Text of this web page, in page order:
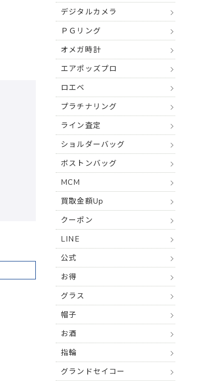
デジタルカメラ
ＰＧリング
オメガ時計
エアポッズプロ
ロエベ
プラチナリング
ライン査定
ショルダーバッグ
ボストンバッグ
MCM
買取金額Up
クーポン
LINE
公式
お得
グラス
帽子
お酒
指輪
グランドセイコー